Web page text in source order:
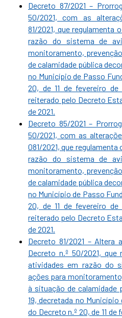
Decreto 87/2021 –
50/2021, com as
81/2021, que regulamenta
razão do sistema de
monitoramento,
de calamidade pública
no Município de Passo
20, de 11 de fevereiro
reiterado pelo Decreto
de 2021.
Decreto 85/2021 –
50/2021, com as
081/2021, que
razão do sistema de
monitoramento,
de calamidade pública
no Município de Passo
20, de 11 de fevereiro
reiterado pelo Decreto
de 2021.
Decreto 81/2021 –
Decreto n.º 50/2021,
atividades em razão do
ações para
à situação de calamidade
19, decretada no
do Decreto n.º 20, de 11